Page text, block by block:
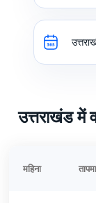
उत्तराखंड में
महिना